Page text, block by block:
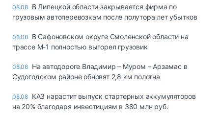
08.08 В Липецкой области закрывается фирма по
грузовым автоперевозкам после полутора лет убытков
08.08 В Сафоновском округе Смоленской области на
трассе М-1 полностью выгорел грузовик
08.08 На автодороге Владимир – Муром – Арзамас в
Судогодском районе обновят 2,8 км полотна
08.08 КАЗ нарастит выпуск стартерных аккумуляторов
на 20% благодаря инвестициям в 380 млн руб.